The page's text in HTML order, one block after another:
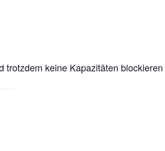
trotzdem keine Kapazitäten blockieren